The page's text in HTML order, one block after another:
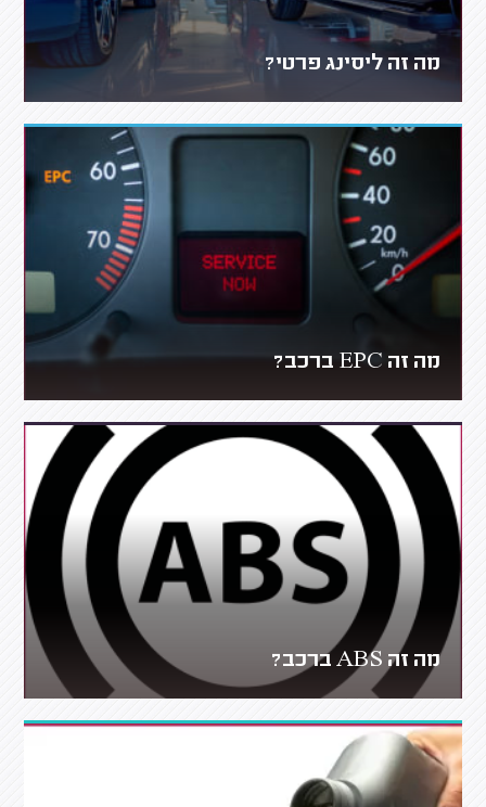
מה זה ליסינג פרטי?
מה זה EPC ברכב?
מה זה ABS ברכב?